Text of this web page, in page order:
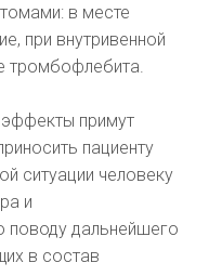
в месте
при внутривенной
тромбофлебита.
примут
пациенту
ситуации человеку
и
поводу дальнейшего
в состав